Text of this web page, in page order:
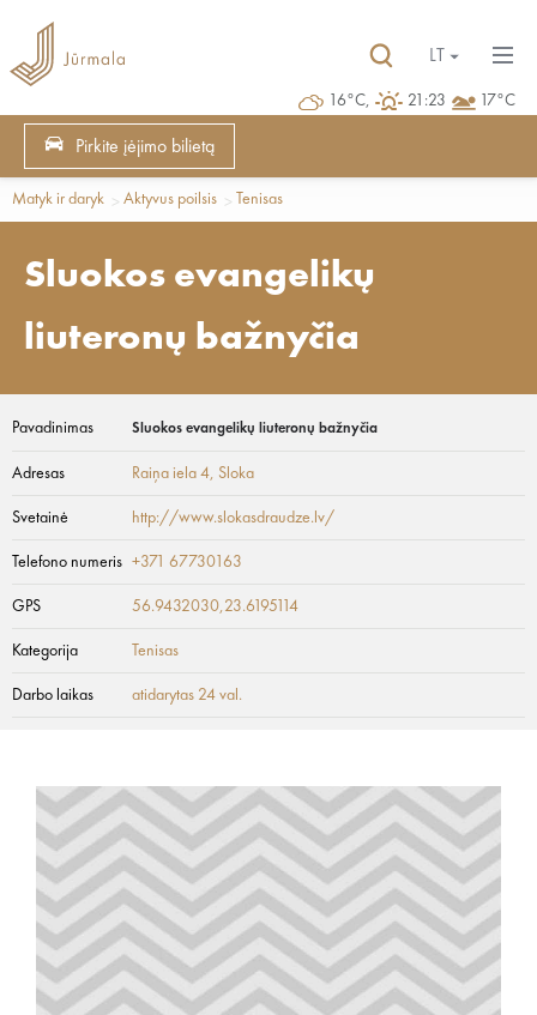
16°C, 21:23 17°C
LT
Pirkite įėjimo bilietą
Matyk ir daryk Aktyvus poilsis Tenisas
Sluokos evangelikų
liuteronų bažnyčia
Pavadinimas Sluokos evangelikų liuteronų bažnyčia
Adresas Raiņa iela 4, Sloka
Svetainė http://www.slokasdraudze.lv/
Telefono numeris +371 67730163
GPS 56.9432030,23.6195114
Kategorija Tenisas
Darbo laikas atidarytas 24 val.